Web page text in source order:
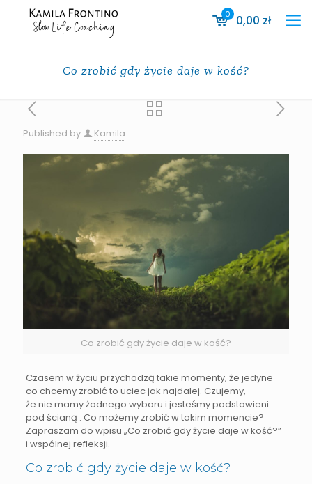
0 0,00 zł
Co zrobić gdy życie daje w kość?
Published by Kamila
Co zrobić gdy życie daje w kość?
Czasem w życiu przychodzą takie momenty, że jedyne
co chcemy zrobić to uciec jak najdalej. Czujemy,
że nie mamy żadnego wyboru i jesteśmy podstawieni
pod ścianą . Co możemy zrobić w takim momencie?
Zapraszam do wpisu „Co zrobić gdy życie daje w kość?”
i wspólnej refleksji.
Co zrobić gdy życie daje w kość?